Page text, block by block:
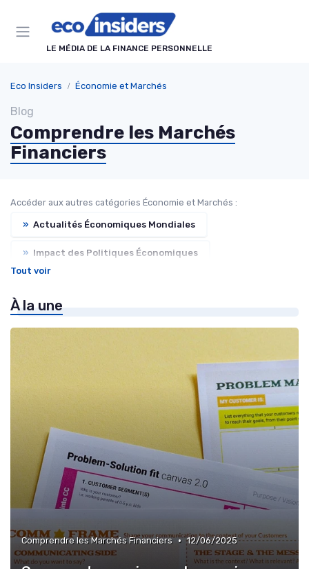
LE MÉDIA DE LA FINANCE PERSONNELLE
Eco Insiders Économie et Marchés
Blog
Comprendre les Marchés
Financiers
Accéder aux autres catégories Économie et Marchés :
» Actualités Économiques Mondiales
» Impact des Politiques Économiques
» Analyses et Prévisions Économiques
Tout voir
À la une
Comprendre les Marchés Financiers • 12/06/2025